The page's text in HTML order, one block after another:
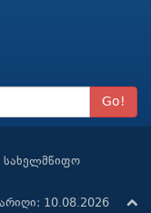
Go!
სახელმწიფო
10.08.2026